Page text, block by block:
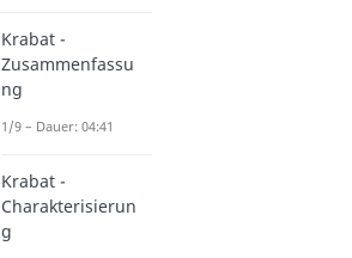
Krabat -
Zusammenfassu
ng
1/9 – Dauer: 04:41
Krabat -
Charakterisierun
g